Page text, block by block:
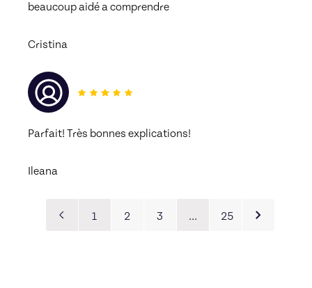
beaucoup aidé a comprendre
Cristina
Parfait! Très bonnes explications!
Ileana
1 2 3 … 25